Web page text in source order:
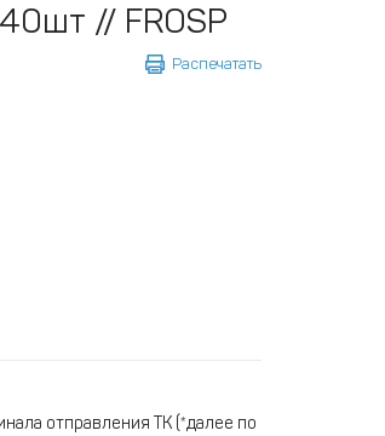
// FROSP
Распечатать
отправления ТК (*далее по